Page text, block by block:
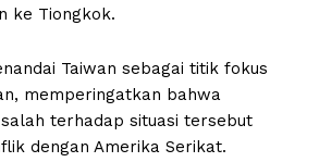
ke Tiongkok.
Taiwan sebagai titik fokus
memperingatkan bahwa
terhadap situasi tersebut
dengan Amerika Serikat.